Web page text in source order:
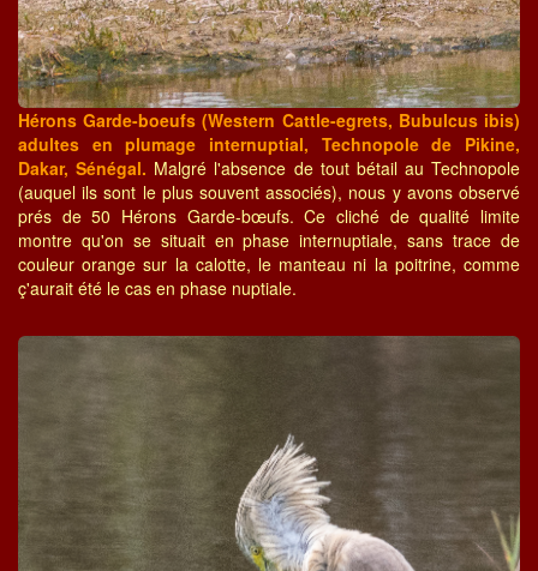
Hérons Garde-boeufs (Western Cattle-egrets, Bubulcus ibis)
adultes en plumage internuptial, Technopole de Pikine,
Dakar, Sénégal. Malgré l'absence de tout bétail au Technopole
(auquel ils sont le plus souvent associés), nous y avons observé
prés de 50 Hérons Garde-bœufs. Ce cliché de qualité limite
montre qu'on se situait en phase internuptiale, sans trace de
couleur orange sur la calotte, le manteau ni la poitrine, comme
ç'aurait été le cas en phase nuptiale.